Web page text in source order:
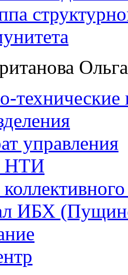
технические
управления
НТИ
ИБХ